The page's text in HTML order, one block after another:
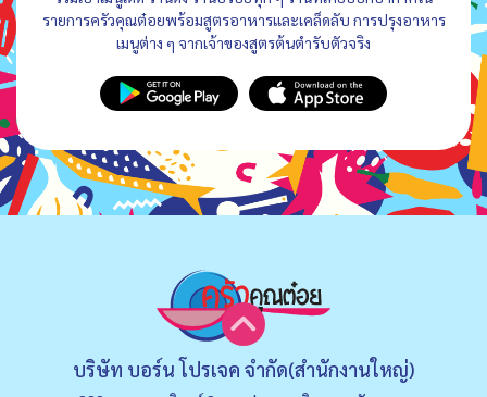
รายการครัวคุณต๋อยพร้อมสูตรอาหารและเคล็ดลับ การปรุงอาหาร
เมนูต่าง ๆ จากเจ้าของสูตรต้นตำรับตัวจริง
บริษัท บอร์น โปรเจค จำกัด(สำนักงานใหญ่)